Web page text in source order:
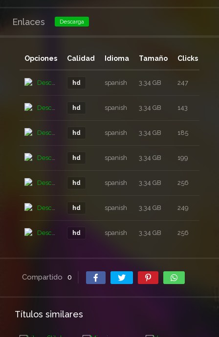
Enlaces Descarga
Opciones Calidad Idioma Tamaño Clicks
Descarga hd spanish 3,34 GB 247
Descarga hd spanish 3,34 GB 143
Descarga hd spanish 3,34 GB 185
Descarga hd spanish 3,34 GB 199
Descarga hd spanish 3,34 GB 256
Descarga hd spanish 3,34 GB 249
Descarga hd spanish 3,34 GB 256
Compartido 0
Títulos similares